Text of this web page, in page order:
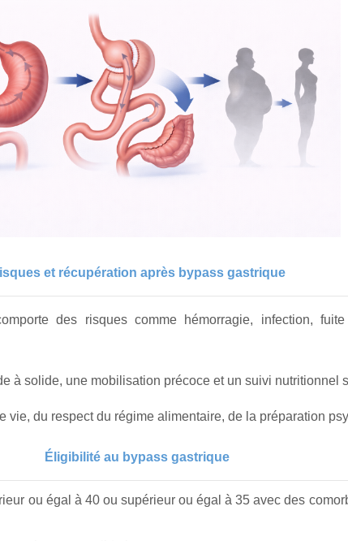
et récupération après bypass gastrique
des risques comme hémorragie, infection,
à solide, une mobilisation précoce et un suivi nutritionnel
vie, du respect du régime alimentaire, de la préparation
Éligibilité au bypass gastrique
ou égal à 40 ou supérieur ou égal à 35 avec des